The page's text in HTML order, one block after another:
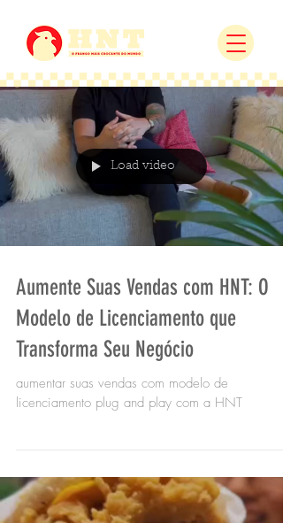
Load video
Aumente Suas Vendas com HNT: O
Modelo de Licenciamento que
Transforma Seu Negócio
aumentar suas vendas com modelo de
licenciamento plug and play com a HNT